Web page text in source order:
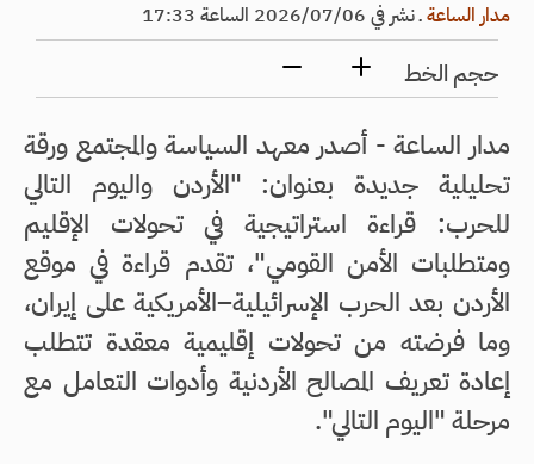
مدار الساعةـنشر في 2026/07/06 الساعة 17:33
حجم الخط
مدار الساعة - أصدر معهد السياسة والمجتمع ورقة
تحليلية جديدة بعنوان: "الأردن واليوم التالي
للحرب: قراءة استراتيجية في تحولات الإقليم
ومتطلبات الأمن القومي"، تقدم قراءة في موقع
الأردن بعد الحرب الإسرائيلية–الأمريكية على إيران،
وما فرضته من تحولات إقليمية معقدة تتطلب
إعادة تعريف المصالح الأردنية وأدوات التعامل مع
مرحلة "اليوم التالي".